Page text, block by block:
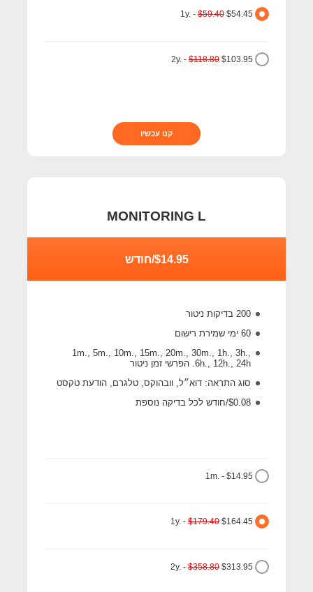
1y. - $59.40 $54.45
2y. - $118.80 $103.95
קנו עכשיו
MONITORING L
$14.95/חודש
200 בדיקות ניטור
60 ימי שמירת רישום
1m., 5m., 10m., 15m., 20m., 30m., 1h., 3h.,
6h., 12h., 24h. הפרשי זמן ניטור
סוג התראה: דוא״ל, וובהוקס, טלגרם, הודעת טקסט
$0.08/חודש לכל בדיקה נוספת
1m. - $14.95
1y. - $179.40 $164.45
2y. - $358.80 $313.95